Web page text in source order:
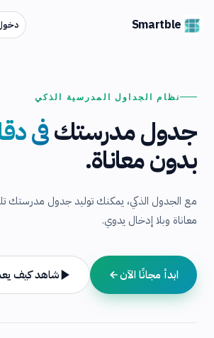
Smartble
نظام الجداول المدرسية الذكي
جدول مدرستكفي
بدون معاناة.
مع الجدول الذكي، يمكنك توليد جدول مدرستك
معاناة وبلا إدخال يدوي.
ابدأ مجانًا الآن شاهد كيف